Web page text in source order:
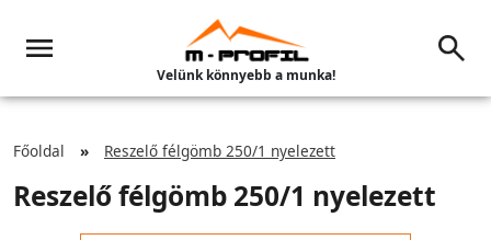
Velünk könnyebb a munka!
Főoldal Reszelő félgömb 250/1 nyelezett
Reszelő félgömb 250/1 nyelezett